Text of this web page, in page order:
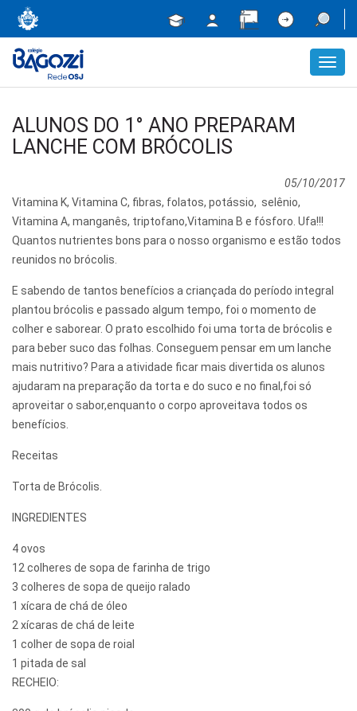
ALUNOS DO 1° ANO PREPARAM
LANCHE COM BRÓCOLIS
05/10/2017
Vitamina K, Vitamina C, fibras, folatos, potássio, selênio,
Vitamina A, manganês, triptofano,Vitamina B e fósforo. Ufa!!!
Quantos nutrientes bons para o nosso organismo e estão todos
reunidos no brócolis.
E sabendo de tantos benefícios a criançada do período integral
plantou brócolis e passado algum tempo, foi o momento de
colher e saborear. O prato escolhido foi uma torta de brócolis e
para beber suco das folhas. Conseguem pensar em um lanche
mais nutritivo? Para a atividade ficar mais divertida os alunos
ajudaram na preparação da torta e do suco e no final,foi só
aproveitar o sabor,enquanto o corpo aproveitava todos os
benefícios.
Receitas
Torta de Brócolis.
INGREDIENTES
4 ovos
12 colheres de sopa de farinha de trigo
3 colheres de sopa de queijo ralado
1 xícara de chá de óleo
2 xícaras de chá de leite
1 colher de sopa de roial
1 pitada de sal
RECHEIO: